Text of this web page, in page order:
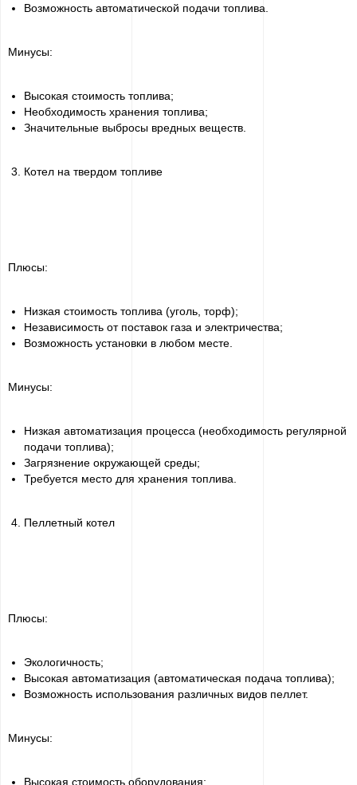
Возможность автоматической подачи топлива.
Минусы:
Высокая стоимость топлива;
Необходимость хранения топлива;
Значительные выбросы вредных веществ.
Котел на твердом топливе
Плюсы:
Низкая стоимость топлива (уголь, торф);
Независимость от поставок газа и электричества;
Возможность установки в любом месте.
Минусы:
Низкая автоматизация процесса (необходимость регулярной
подачи топлива);
Загрязнение окружающей среды;
Требуется место для хранения топлива.
Пеллетный котел
Плюсы:
Экологичность;
Высокая автоматизация (автоматическая подача топлива);
Возможность использования различных видов пеллет.
Минусы:
Высокая стоимость оборудования;